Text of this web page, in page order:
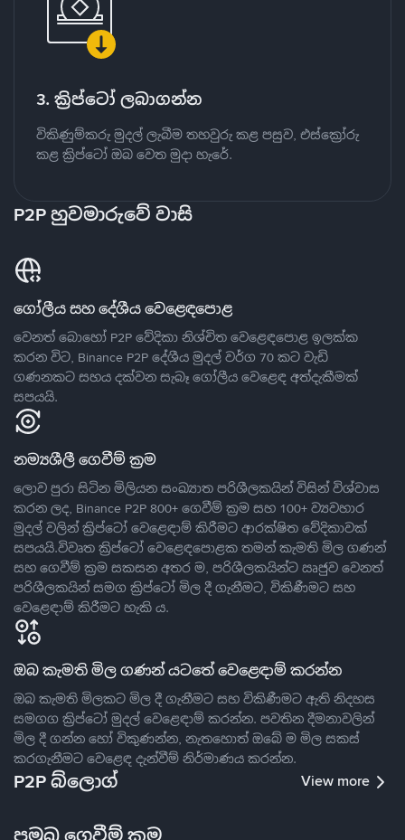
3. ක්‍රිප්ටෝ ලබාගන්න
විකිණුම්කරු මුදල් ලැබීම තහවුරු කළ පසුව, එස්ක්‍රෝරු
කළ ක්‍රිප්ටෝ ඔබ වෙත මුදා හැරේ.
P2P හුවමාරුවේ වාසි
ගෝලීය සහ දේශීය වෙළෙඳපොළ
වෙනත් බොහෝ P2P වේදිකා නිශ්චිත වෙළෙඳපොළ ඉලක්ක
කරන විට, Binance P2P දේශීය මුදල් වර්ග 70 කට වැඩි
ගණනකට සහය දක්වන සැබෑ ගෝලීය වෙළෙඳ අත්දැකීමක්
සපයයි.
නම්‍යශීලී ගෙවීම් ක්‍රම
ලොව පුරා සිටින මිලියන සංඛ්‍යාත පරිශීලකයින් විසින් විශ්වාස
කරන ලද, Binance P2P 800+ ගෙවීම් ක්‍රම සහ 100+ ව්‍යවහාර
මුදල් වලින් ක්‍රිප්ටෝ වෙළෙඳාම් කිරීමට ආරක්ෂිත වේදිකාවක්
සපයයි.විවෘත ක්‍රිප්ටෝ වෙළෙඳපොළක තමන් කැමති මිල ගණන්
සහ ගෙවීම් ක්‍රම සකසන අතර ම, පරිශීලකයින්ට ඍජුව වෙනත්
පරිශීලකයින් සමග ක්‍රිප්ටෝ මිල දී ගැනීමට, විකිණීමට සහ
වෙළෙඳාම් කිරීමට හැකි ය.
ඔබ කැමති මිල ගණන් යටතේ වෙළෙඳාම් කරන්න
ඔබ කැමති මිලකට මිල දී ගැනීමට සහ විකිණීමට ඇති නිදහස
සමගග ක්‍රිප්ටෝ මුදල් වෙළෙඳාම් කරන්න. පවතින දීමනාවලින්
මිල දී ගන්න හෝ විකුණන්න, නැතහොත් ඔබේ ම මිල සකස්
කරගැනීමට වෙළෙඳ දැන්වීම් නිර්මාණය කරන්න.
P2P බ්ලොග් View more